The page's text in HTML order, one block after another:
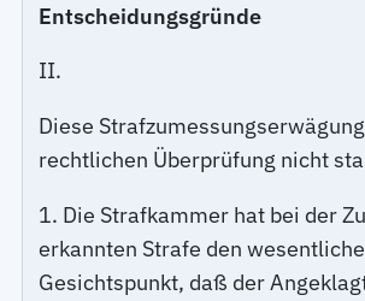
Entscheidungsgründe
II.
Diese
rechtlichen Überprüfung nicht
1. Die Strafkammer hat bei der
erkannten Strafe den
Gesichtspunkt, daß der